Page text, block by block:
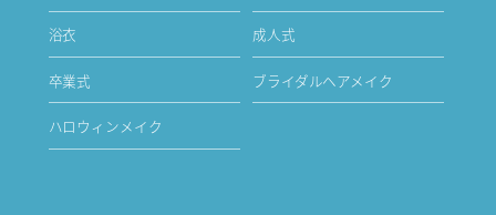
浴衣 成人式
卒業式 ブライダルヘアメイク
ハロウィンメイク